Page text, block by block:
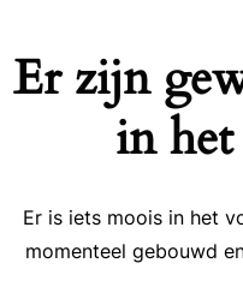
Er zijn
in
Er is iets moois in het
momenteel gebouwd